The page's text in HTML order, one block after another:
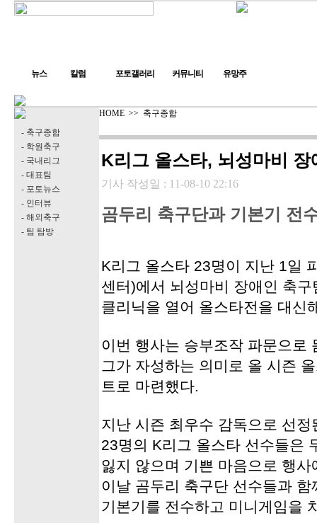
뉴스 칼럼 포토갤러리 커뮤니티 유망주
- 축구종합
- 학원축구
- 국내리그
- 대표팀
- 포토뉴스
- 인터뷰
- 해외축구
- 팀 탐방
HOME >> 축구종합
K리그 올스타, 뇌성마비
기사 작성일 : 11-08-10 22:16
곰두리 축구단과 기본기 전
K리그 올스타 23명이 지난 1일
센터)에서 뇌성마비 장애인 축
클리닉을 열어 올스타전을 대신
이번 행사는 승부조작 파문으로
그가 자성하는 의미로 올 시즌
트로 마련했다.
지난 시즌 최우수 감독으로 선
23명의 K리그 올스타 선수들은
잃지 않으며 기쁜 마음으로 행사
이날 곰두리 축구단 선수들과
기본기를 전수하고 미니게임을